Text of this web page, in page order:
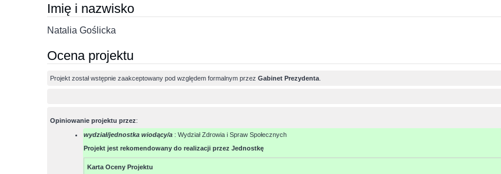
Imię i nazwisko
Natalia Goślicka
Ocena projektu
Projekt został wstępnie zaakceptowany pod względem formalnym przez Gabinet Prezydenta
Opiniowanie projektu przez:
wydział/jednostka wiodący/a : Wydział Zdrowia i Spraw Społecznych
Projekt jest rekomendowany do realizacji przez Jednostkę
Karta Oceny Projektu